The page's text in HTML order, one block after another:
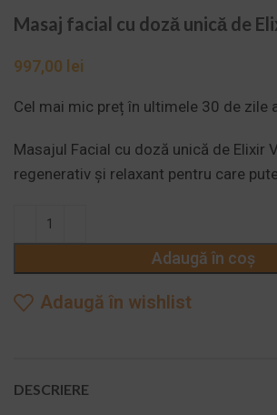
Masaj facial cu doză unică de
lei
Cel mai mic preț în ultimele 30 de zile
Masajul Facial cu doză unică de Elixir
regenerativ și relaxant pentru care
armonioasă între chimia plantelor și
oamenilor.
Adaugă în coș
Adaugă în wishlist
DESCRIERE